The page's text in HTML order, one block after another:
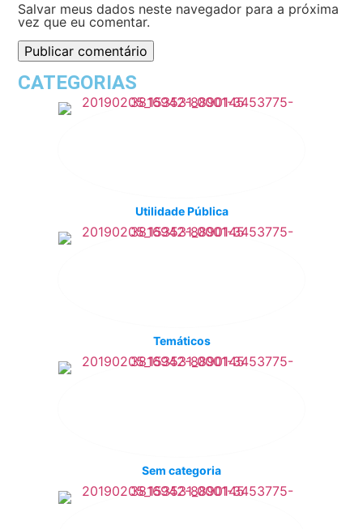
Salvar meus dados neste navegador para a próxima
vez que eu comentar.
CATEGORIAS
Utilidade Pública
Temáticos
Sem categoria